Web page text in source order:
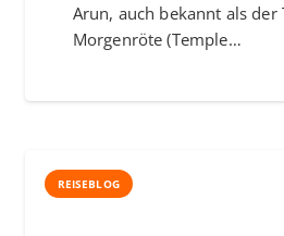
Arun, auch bekannt als der
Morgenröte (Temple…
REISEBLOG